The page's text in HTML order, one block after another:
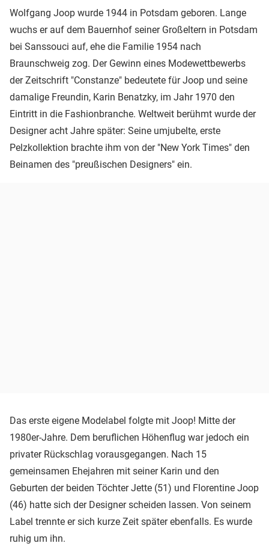
Wolfgang Joop wurde 1944 in Potsdam geboren. Lange
wuchs er auf dem Bauernhof seiner Großeltern in Potsdam
bei Sanssouci auf, ehe die Familie 1954 nach
Braunschweig zog. Der Gewinn eines Modewettbewerbs
der Zeitschrift "Constanze" bedeutete für Joop und seine
damalige Freundin, Karin Benatzky, im Jahr 1970 den
Eintritt in die Fashionbranche. Weltweit berühmt wurde der
Designer acht Jahre später: Seine umjubelte, erste
Pelzkollektion brachte ihm von der "New York Times" den
Beinamen des "preußischen Designers" ein.
Das erste eigene Modelabel folgte mit Joop! Mitte der
1980er-Jahre. Dem beruflichen Höhenflug war jedoch ein
privater Rückschlag vorausgegangen. Nach 15
gemeinsamen Ehejahren mit seiner Karin und den
Geburten der beiden Töchter Jette (51) und Florentine Joop
(46) hatte sich der Designer scheiden lassen. Von seinem
Label trennte er sich kurze Zeit später ebenfalls. Es wurde
ruhig um ihn.